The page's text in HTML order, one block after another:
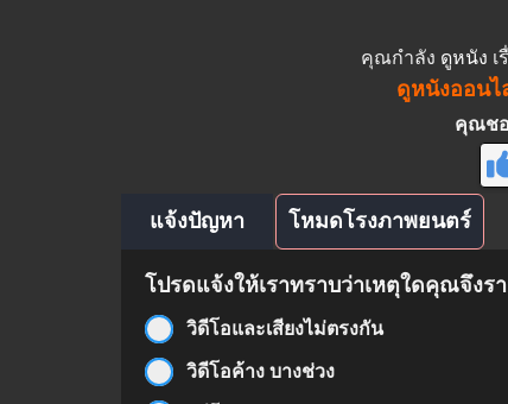
คุณกำลัง ดูหนัง เ
ดูหนังออนไ
คุณชอ
แจ้งปัญหา โหมดโรงภาพยนตร์
โปรดแจ้งให้เราทราบว่าเหตุใดคุณจึงร
วิดีโอและเสียงไม่ตรงกัน
วิดีโอค้าง บางช่วง